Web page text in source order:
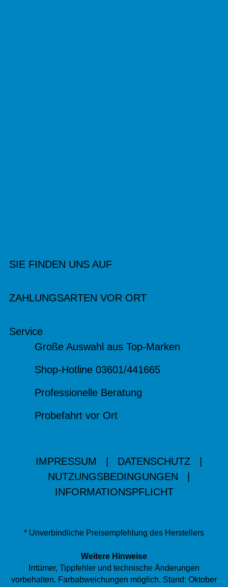
SIE FINDEN UNS AUF
ZAHLUNGSARTEN VOR ORT
Service
Große Auswahl aus Top-Marken
Shop-Hotline 03601/441665
Professionelle Beratung
Probefahrt vor Ort
IMPRESSUM DATENSCHUTZ
NUTZUNGSBEDINGUNGEN
INFORMATIONSPFLICHT
* Unverbindliche Preisempfehlung des Herstellers
Weitere Hinweise
Irrtümer, Tippfehler und technische Änderungen
vorbehalten. Farbabweichungen möglich. Stand: Oktober